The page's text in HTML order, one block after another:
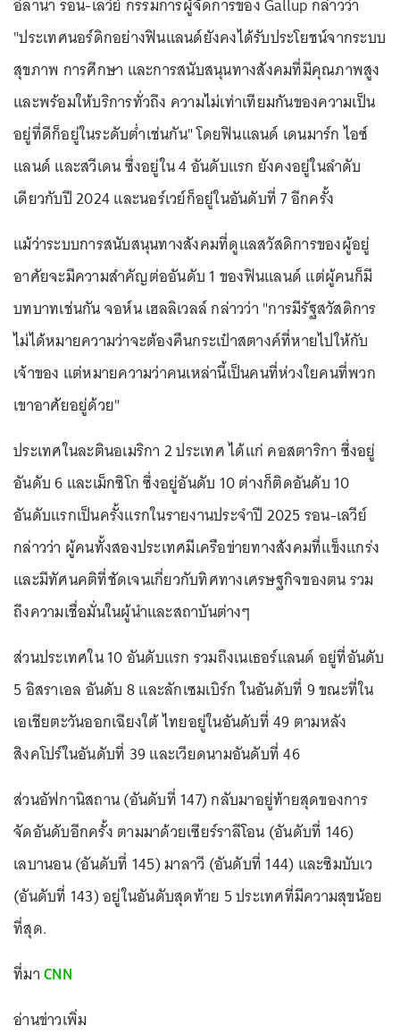
"ประเทศนอร์ดิกอย่างฟินแลนด์ยังคงได้รับประโยชน์จากระบบ
สุขภาพ การศึกษา และการสนับสนุนทางสังคมที่มีคุณภาพสูง
และพร้อมให้บริการทั่วถึง ความไม่เท่าเทียมกันของความเป็น
อยู่ที่ดีก็อยู่ในระดับต่ำเช่นกัน" โดยฟินแลนด์ เดนมาร์ก ไอซ์
แลนด์ และสวีเดน ซึ่งอยู่ใน 4 อันดับแรก ยังคงอยู่ในลำดับ
เดียวกับปี 2024 และนอร์เวย์ก็อยู่ในอันดับที่ 7 อีกครั้ง
แม้ว่าระบบการสนับสนุนทางสังคมที่ดูแลสวัสดิการของผู้อยู่
อาศัยจะมีความสำคัญต่ออันดับ 1 ของฟินแลนด์ แต่ผู้คนก็มี
บทบาทเช่นกัน จอห์น เฮลลิเวลล์ กล่าวว่า "การมีรัฐสวัสดิการ
ไม่ได้หมายความว่าจะต้องคืนกระเป๋าสตางค์ที่หายไปให้กับ
เจ้าของ แต่หมายความว่าคนเหล่านี้เป็นคนที่ห่วงใยคนที่พวก
เขาอาศัยอยู่ด้วย"
ประเทศในละตินอเมริกา 2 ประเทศ ได้แก่ คอสตาริกา ซึ่งอยู่
อันดับ 6 และเม็กซิโก ซึ่งอยู่อันดับ 10 ต่างก็ติดอันดับ 10
อันดับแรกเป็นครั้งแรกในรายงานประจำปี 2025 รอน-เลวีย์
กล่าวว่า ผู้คนทั้งสองประเทศมีเครือข่ายทางสังคมที่แข็งแกร่ง
และมีทัศนคติที่ชัดเจนเกี่ยวกับทิศทางเศรษฐกิจของตน รวม
ถึงความเชื่อมั่นในผู้นำและสถาบันต่างๆ
ส่วนประเทศใน 10 อันดับแรก รวมถึงเนเธอร์แลนด์ อยู่ที่อันดับ
5 อิสราเอล อันดับ 8 และลักเซมเบิร์ก ในอันดับที่ 9 ขณะที่ใน
เอเชียตะวันออกเฉียงใต้ ไทยอยู่ในอันดับที่ 49 ตามหลัง
สิงคโปร์ในอันดับที่ 39 และเวียดนามอันดับที่ 46
ส่วนอัฟกานิสถาน (อันดับที่ 147) กลับมาอยู่ท้ายสุดของการ
จัดอันดับอีกครั้ง ตามมาด้วยเซียร์ราลีโอน (อันดับที่ 146)
เลบานอน (อันดับที่ 145) มาลาวี (อันดับที่ 144) และซิมบับเว
(อันดับที่ 143) อยู่ในอันดับสุดท้าย 5 ประเทศที่มีความสุขน้อย
ที่สุด.
ที่มาCNN
อ่านข่าวเพิ่ม